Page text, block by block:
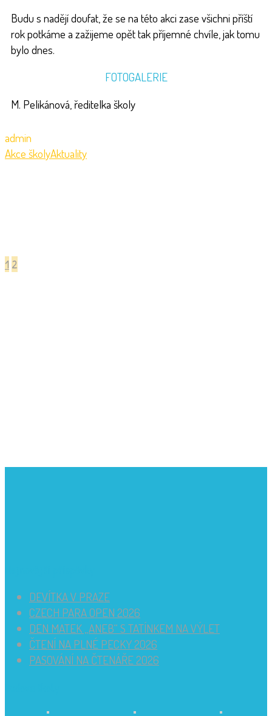
Budu s nadějí doufat, že se na této akci zase všichni příští
rok potkáme a zažijeme opět tak příjemné chvíle, jak tomu
bylo dnes.
FOTOGALERIE
M. Pelikánová, ředitelka školy
admin
Akce školyAktuality
1 2
DEVÍTKA V PRAZE
CZECH PARA OPEN 2026
DEN MATEK „ANEB“ S TATÍNKEM NA VÝLET
ČTENÍ NA PLNÉ PECKY 2026
PASOVÁNÍ NA ČTENÁŘE 2026